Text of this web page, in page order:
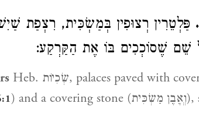
פַּלְטֵרִין רְצוּפִין בְּמַשְׂכִּית, רִצְפַת
שֵׁם שֶׁסוֹכְכִים בּוֹ אֶת הַקַּרְקַע:
Heb. שְׂכִיוֹת, palaces paved with coverings of marble
) and a covering stone (וְְאֶבֶן מַשְׂכִּית), since they cover